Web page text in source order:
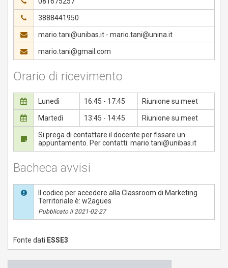
3888441950
mario.tani@unibas.it - mario.tani@unina.it
mario.tani@gmail.com
Orario di ricevimento
Lunedì 16:45 - 17:45 Riunione su meet
Martedì 13:45 - 14:45 Riunione su meet
Si prega di contattare il docente per fissare un
appuntamento. Per contatti: mario.tani@unibas.it
Bacheca avvisi
Il codice per accedere alla Classroom di Marketing
Territoriale è: w2agues
Pubblicato il 2021-02-27
Fonte dati ESSE3